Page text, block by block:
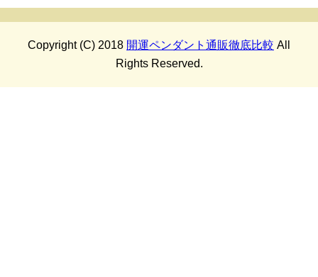
Copyright (C) 2018 開運ペンダント通販徹底比較 All
Rights Reserved.